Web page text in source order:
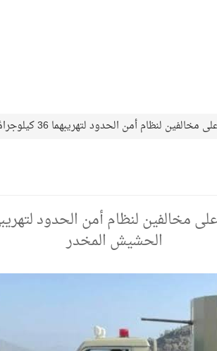
الحدود لتهريبهما 36 كيلوجرامًا من مادة الحشيش المخدر
الحشيش المخدر